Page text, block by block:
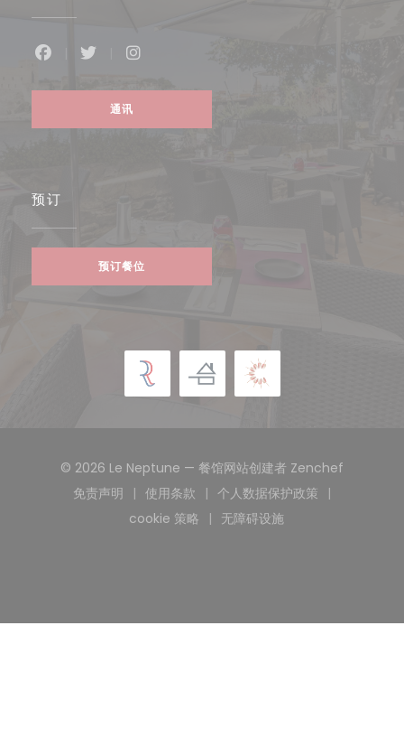
Facebook ((在新窗口中打开))
通讯
预订
预订餐位
© 2026 Le Neptune — 餐馆网站创建者 Zenchef
免责声明
((在新窗口中打开))
使用条款
((在新窗口中打开))
个人数据保护政策
((在新窗口中打开))
cookie 策略
((在新窗口中打开))
无障碍设施
((在新窗口中打开))